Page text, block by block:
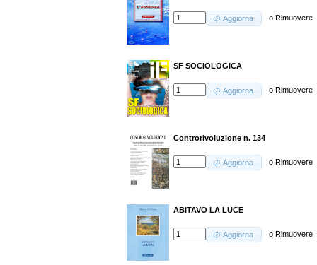
Aggiorna oRimuovere
SF SOCIOLOGICA
Aggiorna oRimuovere
Controrivoluzione n. 134
Aggiorna oRimuovere
ABITAVO LA LUCE
Aggiorna oRimuovere